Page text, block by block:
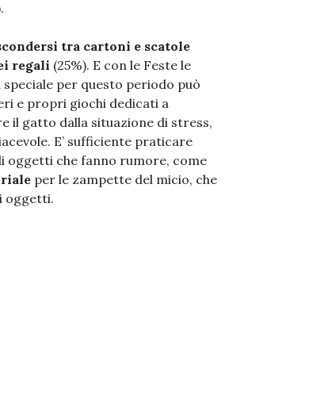
tra cartoni e scatole
regali (25%). E con le Feste le
per questo periodo può
e propri giochi dedicati a
il gatto dalla situazione di stress,
E’ sufficiente praticare
oggetti che fanno rumore, come
per le zampette del micio, che
oggetti.